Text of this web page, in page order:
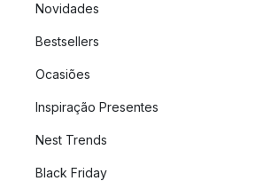
Novidades
Bestsellers
Ocasiões
Inspiração Presentes
Nest Trends
Black Friday